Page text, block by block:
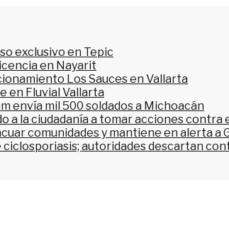
exclusivo en Tepic
en Nayarit
Los Sauces en Vallarta
en Fluvial Vallarta
envía mil 500 soldados a Michoacán
a la ciudadanía a tomar acciones
comunidades y mantiene en alerta a
autoridades descartan